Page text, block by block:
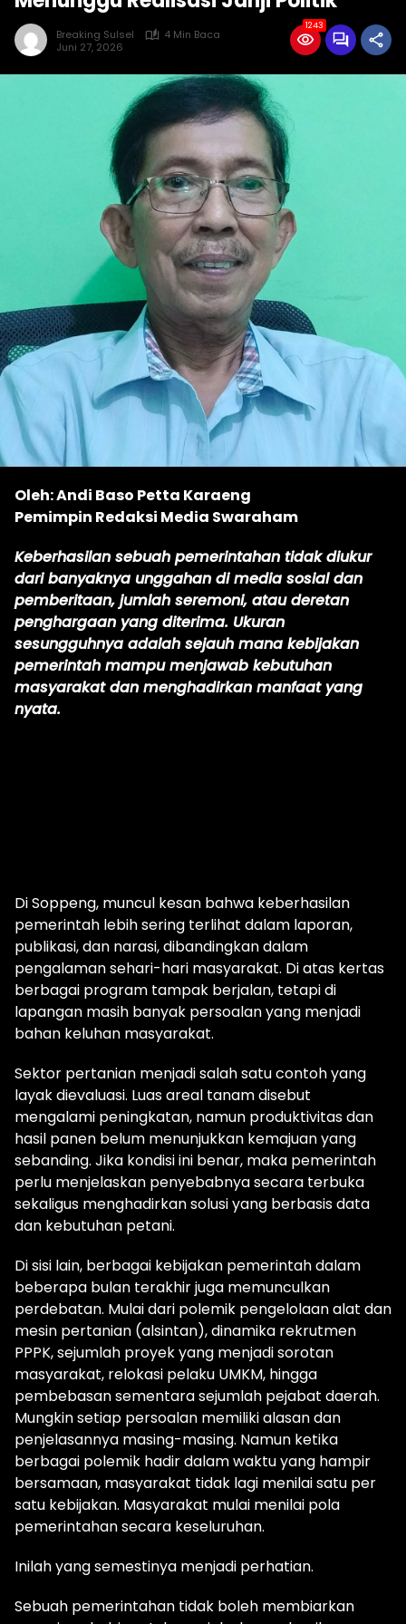
Breaking Sulsel
4 Min Baca
Juni 27, 2026
1243
Oleh: Andi Baso Petta Karaeng
Pemimpin Redaksi Media Swaraham
Keberhasilan sebuah pemerintahan tidak diukur
dari banyaknya unggahan di media sosial dan
pemberitaan, jumlah seremoni, atau deretan
penghargaan yang diterima. Ukuran
sesungguhnya adalah sejauh mana kebijakan
pemerintah mampu menjawab kebutuhan
masyarakat dan menghadirkan manfaat yang
nyata.
Di Soppeng, muncul kesan bahwa keberhasilan
pemerintah lebih sering terlihat dalam laporan,
publikasi, dan narasi, dibandingkan dalam
pengalaman sehari-hari masyarakat. Di atas kertas
berbagai program tampak berjalan, tetapi di
lapangan masih banyak persoalan yang menjadi
bahan keluhan masyarakat.
Sektor pertanian menjadi salah satu contoh yang
layak dievaluasi. Luas areal tanam disebut
mengalami peningkatan, namun produktivitas dan
hasil panen belum menunjukkan kemajuan yang
sebanding. Jika kondisi ini benar, maka pemerintah
perlu menjelaskan penyebabnya secara terbuka
sekaligus menghadirkan solusi yang berbasis data
dan kebutuhan petani.
Di sisi lain, berbagai kebijakan pemerintah dalam
beberapa bulan terakhir juga memunculkan
perdebatan. Mulai dari polemik pengelolaan alat dan
mesin pertanian (alsintan), dinamika rekrutmen
PPPK, sejumlah proyek yang menjadi sorotan
masyarakat, relokasi pelaku UMKM, hingga
pembebasan sementara sejumlah pejabat daerah.
Mungkin setiap persoalan memiliki alasan dan
penjelasannya masing-masing. Namun ketika
berbagai polemik hadir dalam waktu yang hampir
bersamaan, masyarakat tidak lagi menilai satu per
satu kebijakan. Masyarakat mulai menilai pola
pemerintahan secara keseluruhan.
Inilah yang semestinya menjadi perhatian.
Sebuah pemerintahan tidak boleh membiarkan